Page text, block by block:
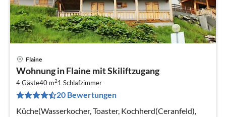
Flaine
Wohnung in Flaine mit Skiliftzugang
4 Gäste40 m21 Schlafzimmer
20 Bewertungen
Küche(Wasserkocher, Toaster, Kochherd(Ceranfeld),